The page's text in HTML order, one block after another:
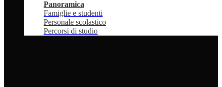
Panoramica
Famiglie e studenti
Personale scolastico
Percorsi di studio